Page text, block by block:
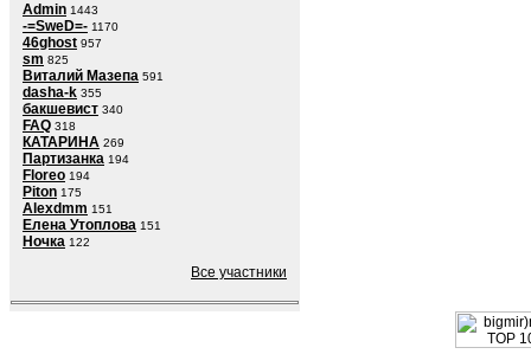
Admin 1443
-=SweD=- 1170
46ghost 957
sm 825
Виталий Мазепа 591
dasha-k 355
бакшевист 340
FAQ 318
КАТАРИНА 269
Партизанка 194
Floreo 194
Piton 175
Alexdmm 151
Елена Утоплова 151
Ночка 122
Все участники